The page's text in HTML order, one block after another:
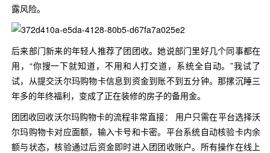
露风险。
后来部门新来的年轻人推荐了团团收。她说部门里好几个同事都在
用，“你搜一下就知道，不用和人打交道，系统全自动。”我试了
试，从提交沃尔玛购物卡信息到资金到账不到五分钟。那摞沉睡三
年多的年终福利，变成了正在装修的房子的备用金。
团团收回收沃尔玛购物卡的流程非常直接： 用户只需在平台选择沃
尔玛购物卡对应面额，输入卡号和卡密。平台系统自动核验卡内余
额与状态，核验通过后资金即时进入团团收账户。所有操作在线上